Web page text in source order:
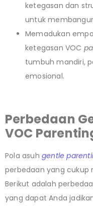
ketegasan dan
untuk
Memadukan
ketegasan VOC
tumbuh mandiri,
emosional.
Perbedaan
VOC
Pola asuh gentle
perbedaan yang cukup
Berikut adalah
yang dapat Anda